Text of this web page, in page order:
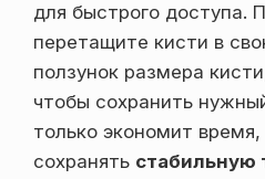
для быстрого доступа.
перетащите кисти в
ползунок размера
чтобы сохранить
только экономит
сохранять стабильную